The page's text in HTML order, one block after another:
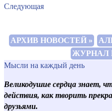
Следующая
АРХИВ НОВОСТЕЙ »
ЖУРНАЛ
Мысли на каждый день
Великодушие сердца знает,
действия, как творить
друзьями.